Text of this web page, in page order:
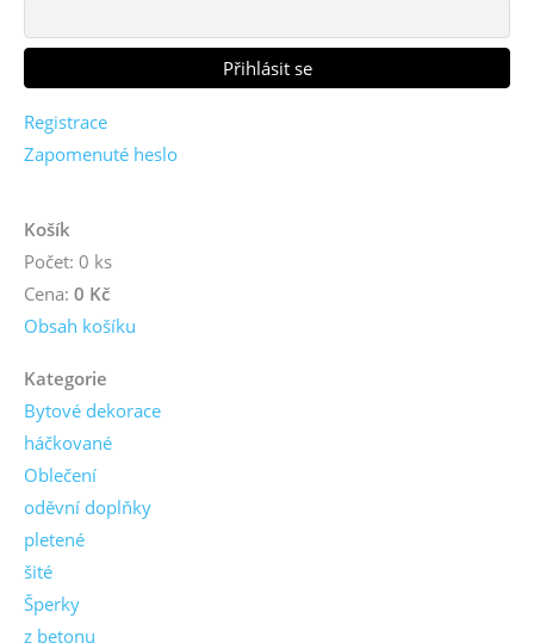
Registrace
Zapomenuté heslo
Košík
Počet: 0 ks
Cena: 0 Kč
Obsah košíku
Kategorie
Bytové dekorace
háčkované
Oblečení
oděvní doplňky
pletené
šité
Šperky
z betonu